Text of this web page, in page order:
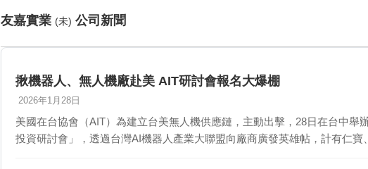
友嘉實業 (未) 公司新聞
揪機器人、無人機廠赴美 AIT研討會報名大爆棚
2026年1月28日
美國在台協會（AIT）為建立台美無人機供應鏈，主動出擊，28日在台中舉
投資研討會」，透過台灣AI機器人產業大聯盟向廠商廣發英雄帖，計有仁